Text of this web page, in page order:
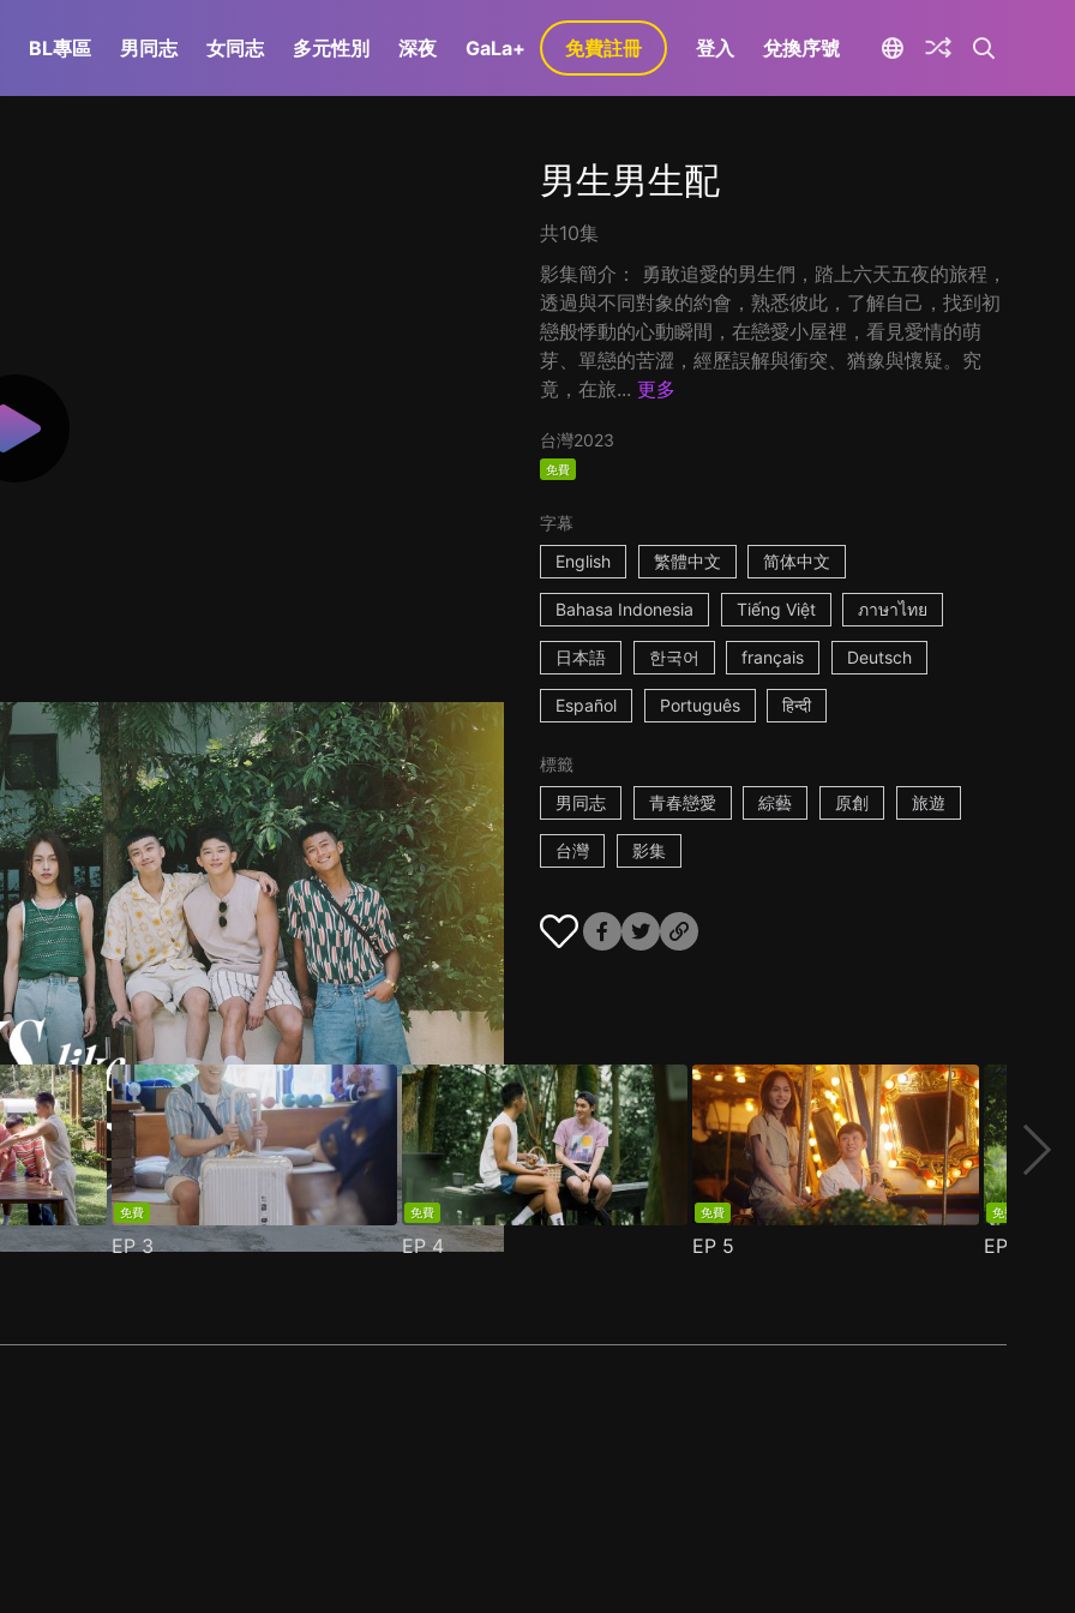
BL專區 男同志 女同志 多元性別 深夜 GaLa+ 免費註冊 登入 兌換序號
男生男生配
共10集
影集簡介： 勇敢追愛的男生們，踏上六天五夜的旅程，
透過與不同對象的約會，熟悉彼此，了解自己，找到初
戀般悸動的心動瞬間，在戀愛小屋裡，看見愛情的萌
芽、單戀的苦澀，經歷誤解與衝突、猶豫與懷疑。究
竟，在旅... 更多
台灣2023
免費
字幕
English
繁體中文 简体中文
Bahasa Indonesia Tiếng Việt ภาษาไทย
日本語 한국어 français Deutsch
Español Português हिन्दी
標籤
男同志
青春戀愛 綜藝 原創 旅遊
台灣 影集
免費
EP3
免費
EP4
免費
EP 5
免費
EP